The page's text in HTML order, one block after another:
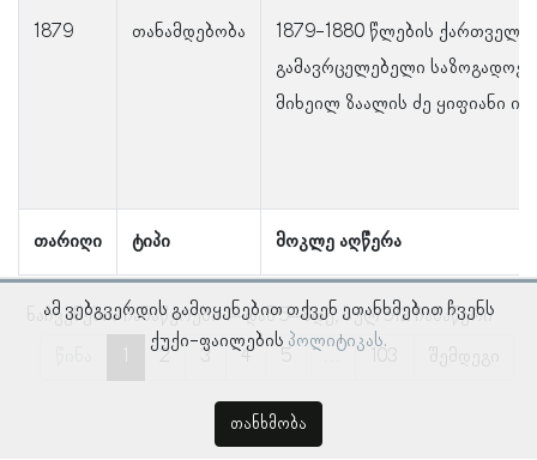
1879 თანამდებობა
1879-1880 წლების
გამავრცელებელი
მიხეილ ზაალის ძე ყიფიანი
თარიღი ტიპი მოკლე აღწერა
ნაჩვენებია ჩანაწერები 1–დან 5–მდე, სულ 512 ჩანაწერი
2 3 4 …
ამ ვებგვერდის გამოყენებით თქვენ ეთანხმებით ჩვენს
ქუქი-ფაილების პოლიტიკას.
თანხმობა